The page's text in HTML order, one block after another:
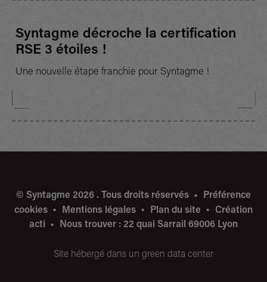
Syntagme décroche la certification
RSE 3 étoiles !
Une nouvelle étape franchie pour Syntagme !
© Syntagme 2026 . Tous droits réservés
Préférence
cookies
Mentions légales Plan du site
Création
acti
Nous trouver : 22 quai Sarrail 69006 Lyon
Site hébergé dans un green data center